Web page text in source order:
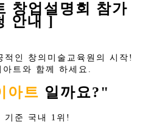
창업설명회 참가
안내 ]
적인 창의미술교육원의 시작!
트와 함께 하세요.
아트 일까요?"
기준 국내 1위!